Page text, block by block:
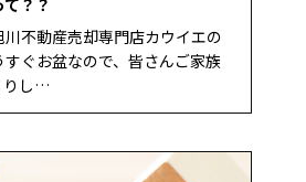
川不動産売却専門店カウイエの
ぐお盆なので、皆さんご家族
りし…